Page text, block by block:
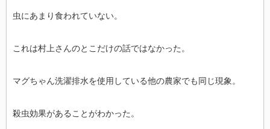
虫にあまり食われていない。
これは村上さんのとこだけの話ではなかった。
マグちゃん洗濯排水を使用している他の農家でも同じ現象。
殺虫効果があることがわかった。